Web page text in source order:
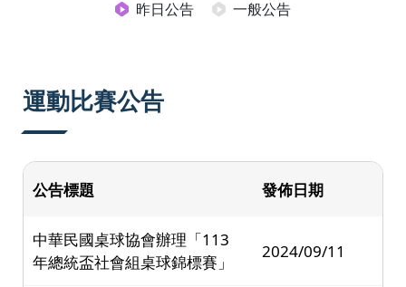
昨日公告
一般公告
運動比賽公告
公告標題 發佈日期
中華民國桌球協會辦理「113
年總統盃社會組桌球錦標賽」
2024/09/11